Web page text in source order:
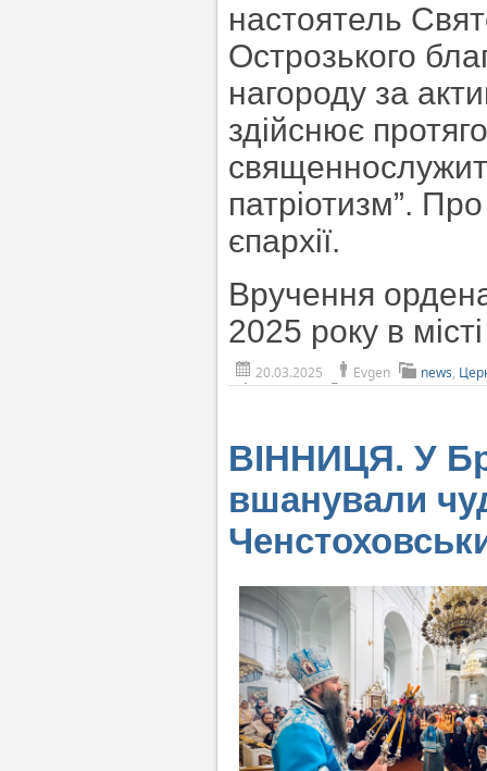
настоятель
Острозького
нагороду за
здійснює
патріотизм”.
єпархії.
Вручення
2025 року в
20.03.2025 Evgen news,
ВІННИЦЯ. У
вшанували